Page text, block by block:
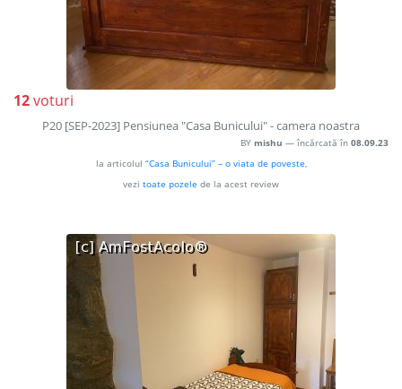
12voturi
P20 [SEP-2023] Pensiunea "Casa Bunicului" - camera noastra
BY mishu — încărcată în 08.09.23
la articolul “Casa Bunicului” – o viata de poveste,
vezi toate pozele de la acest review